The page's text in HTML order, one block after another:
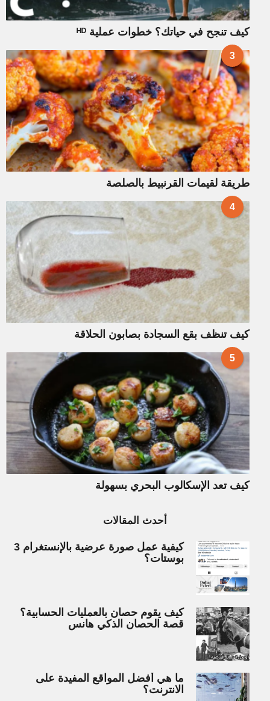
كيف تنجح في حياتك؟ خطوات عملية ᴴᴰ
3
طريقة لقيمات القرنبيط بالصلصة
4
كيف تنظف بقع السجادة بصابون الحلاقة
5
كيف تعد الإسكالوب البحري بسهولة
أحدث المقالات
كيفية عمل صورة عرضية بالإنستغرام 3
بوستات؟
كيف يقوم حصان بالعمليات الحسابية؟
قصة الحصان الذكي هانس
ما هي أفضل المواقع المفيدة على
الانترنت؟